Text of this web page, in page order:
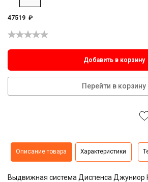
47519 ₽
Добавить в корзину
Перейти в корзину
Описание товара Характеристики
Выдвижная система Диспенса Джуниор